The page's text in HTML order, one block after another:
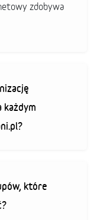
zdobywa
każdym
które